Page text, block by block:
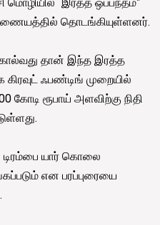
தொடங்கியுள்ளனர்.
தான் இந்த இரத்த
ஃபண்டிங் முறையில்
கோடி ரூபாய் அளவிற்கு நிதி
டிரம்பை யார் கொலை
என பரப்புரையை